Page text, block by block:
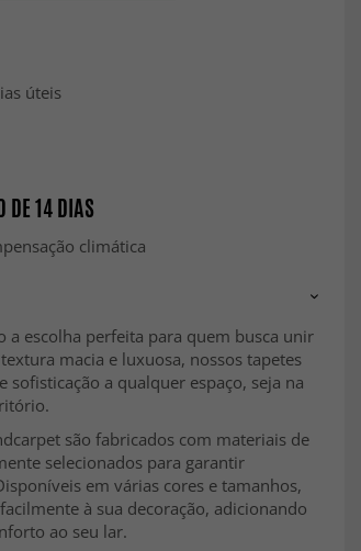
úteis
DE 14 DIAS
climática
a escolha perfeita para quem busca unir
macia e luxuosa, nossos tapetes
sofisticação a qualquer espaço, seja na
são fabricados com materiais de
selecionados para garantir
em várias cores e tamanhos,
à sua decoração, adicionando
ao seu lar.